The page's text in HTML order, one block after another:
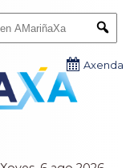
Axenda